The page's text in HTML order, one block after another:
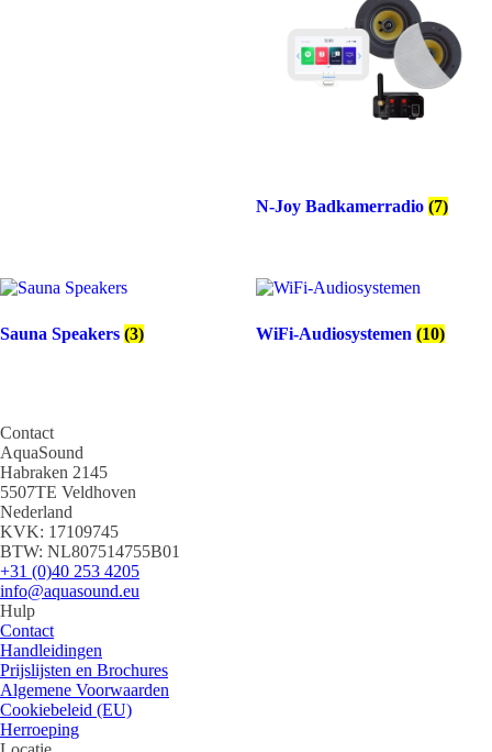
N-Joy Badkamerradio (7)
Sauna Speakers (3) WiFi-Audiosystemen (10)
Contact
AquaSound
Habraken 2145
5507TE Veldhoven
Nederland
KVK: 17109745
BTW: NL807514755B01
+31 (0)40 253 4205
info@aquasound.eu
Hulp
Contact
Handleidingen
Prijslijsten en Brochures
Algemene Voorwaarden
Cookiebeleid (EU)
Herroeping